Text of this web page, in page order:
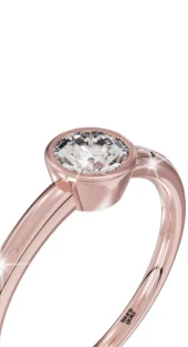
z kolekcie Crown Beauty.